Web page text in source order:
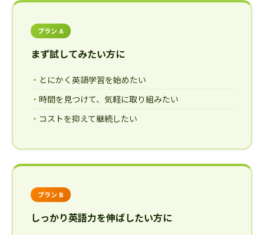
プラン A
まず試してみたい方に
とにかく英語学習を始めたい
時間を見つけて、気軽に取り組みたい
コストを抑えて継続したい
プラン B
しっかり英語力を伸ばしたい方に